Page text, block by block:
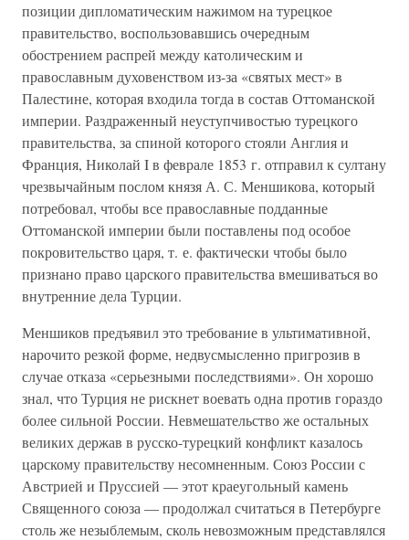
позиции дипломатическим нажимом на турецкое
правительство, воспользовавшись очередным
обострением распрей между католическим и
православным духовенством из-за «святых мест» в
Палестине, которая входила тогда в состав Оттоманской
империи. Раздраженный неуступчивостью турецкого
правительства, за спиной которого стояли Англия и
Франция, Николай I в феврале 1853 г. отправил к султану
чрезвычайным послом князя А. С. Меншикова, который
потребовал, чтобы все православные подданные
Оттоманской империи были поставлены под особое
покровительство царя, т. е. фактически чтобы было
признано право царского правительства вмешиваться во
внутренние дела Турции.
Меншиков предъявил это требование в ультимативной,
нарочито резкой форме, недвусмысленно пригрозив в
случае отказа «серьезными последствиями». Он хорошо
знал, что Турция не рискнет воевать одна против гораздо
более сильной России. Невмешательство же остальных
великих держав в русско-турецкий конфликт казалось
царскому правительству несомненным. Союз России с
Австрией и Пруссией — этот краеугольный камень
Священного союза — продолжал считаться в Петербурге
столь же незыблемым, сколь невозможным представлялся